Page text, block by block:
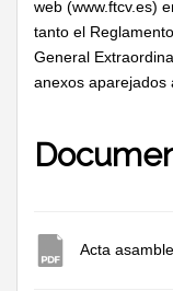
web (www.ftcv.es)
tanto el
General
anexos aparejados
Acta